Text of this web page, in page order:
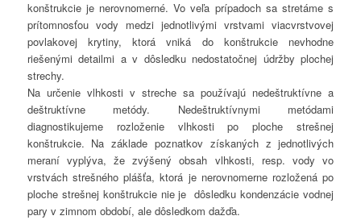
konštrukcie je nerovnomerné. Vo veľa prípadoch sa stretáme s
prítomnosťou vody medzi jednotlivými vrstvami viacvrstvovej
povlakovej krytiny, ktorá vniká do konštrukcie nevhodne
riešenými detailmi a v dôsledku nedostatočnej údržby plochej
strechy.
Na určenie vlhkosti v streche sa používajú nedeštruktívne a
deštruktívne metódy. Nedeštruktívnymi metódami
diagnostikujeme rozloženie vlhkosti po ploche strešnej
konštrukcie. Na základe poznatkov získaných z jednotlivých
meraní vyplýva, že zvýšený obsah vlhkosti, resp. vody vo
vrstvách strešného plášťa, ktorá je nerovnomerne rozložená po
ploche strešnej konštrukcie nie je dôsledku kondenzácie vodnej
pary v zimnom období, ale dôsledkom dažďa.